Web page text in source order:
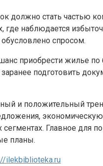
должно стать частью
наблюдается
спросом.
приобрести жилье
подготовить
и положительный
Главное
планы.
ilekbiblioteka.ru